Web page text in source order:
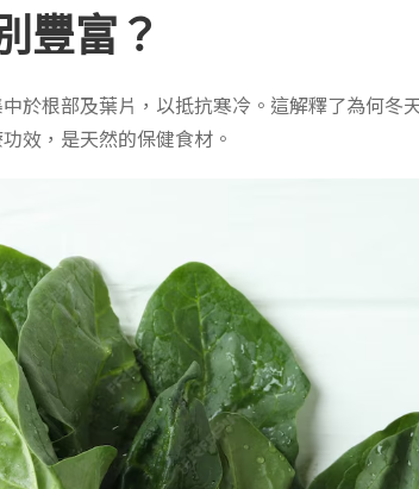
豐富？
於根部及葉片，以抵抗寒冷。這解釋了為何冬
效，是天然的保健食材。